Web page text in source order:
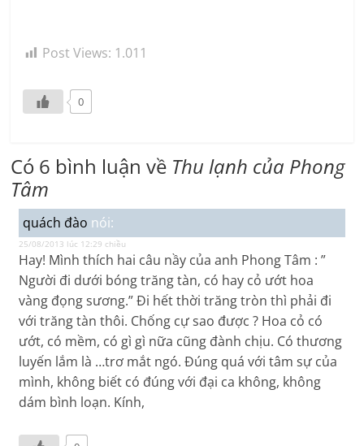
Post Views: 1.011
0
Có 6 bình luận về Thu lạnh của Phong
Tâm
quách đào nói:
25/08/2013 lúc 12:29 chiều
Hay! Mình thích hai câu nầy của anh Phong Tâm : ”
Người đi dưới bóng trăng tàn, có hay cỏ ướt hoa
vàng đọng sương.” Đi hết thời trăng tròn thì phải đi
với trăng tàn thôi. Chống cự sao được ? Hoa cỏ có
ướt, có mềm, có gì gì nữa cũng đành chịu. Có thương
luyến lắm là …trơ mắt ngó. Đúng quá với tâm sự của
mình, không biết có đúng với đại ca không, không
dám bình loạn. Kính,